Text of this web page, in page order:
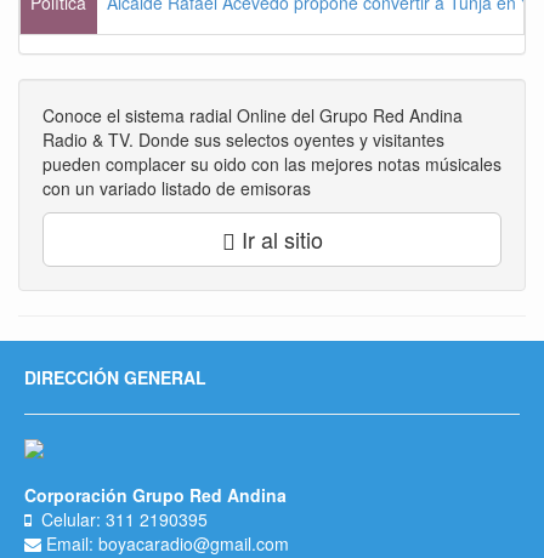
Conoce el sistema radial Online del Grupo Red Andina
Radio & TV. Donde sus selectos oyentes y visitantes
pueden complacer su oido con las mejores notas músicales
con un variado listado de emisoras
Ir al sitio
DIRECCIÓN GENERAL
Corporación Grupo Red Andina
Celular: 311 2190395
Email: boyacaradio@gmail.com